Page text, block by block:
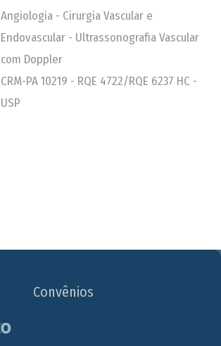
Angiologia - Cirurgia Vascular e
Endovascular - Ultrassonografia Vascular
com Doppler
CRM-PA 10219 - RQE 4722/RQE 6237 HC -
USP
Convênios